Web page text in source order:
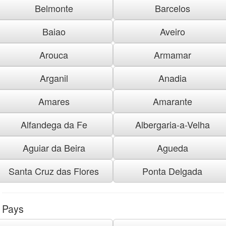
Belmonte
Barcelos
Baiao
Aveiro
Arouca
Armamar
Arganil
Anadia
Amares
Amarante
Alfandega da Fe
Albergaria-a-Velha
Aguiar da Beira
Agueda
Santa Cruz das Flores
Ponta Delgada
Pays